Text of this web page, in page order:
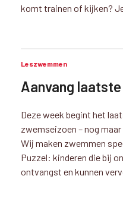
komt trainen of kijken?
Leszwemmen
Aanvang
Deze week begint het
zwemseizoen – nog
Wij maken zwemmen
Puzzel: kinderen die bij
ontvangst en kunnen